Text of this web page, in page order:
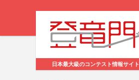
日本最大級のコンテスト情報サイト